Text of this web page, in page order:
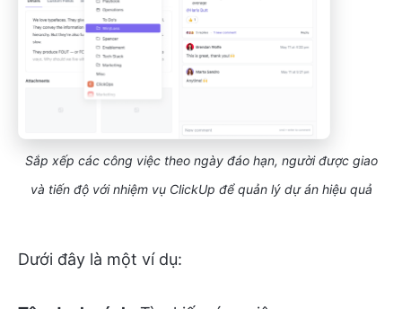
Sắp xếp các công việc theo ngày đáo hạn, người được giao
và tiến độ với nhiệm vụ ClickUp để quản lý dự án hiệu quả
Dưới đây là một ví dụ: